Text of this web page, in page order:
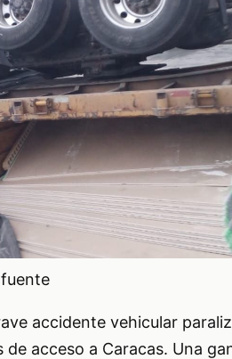
accidente vehicular
acceso a Caracas. Una